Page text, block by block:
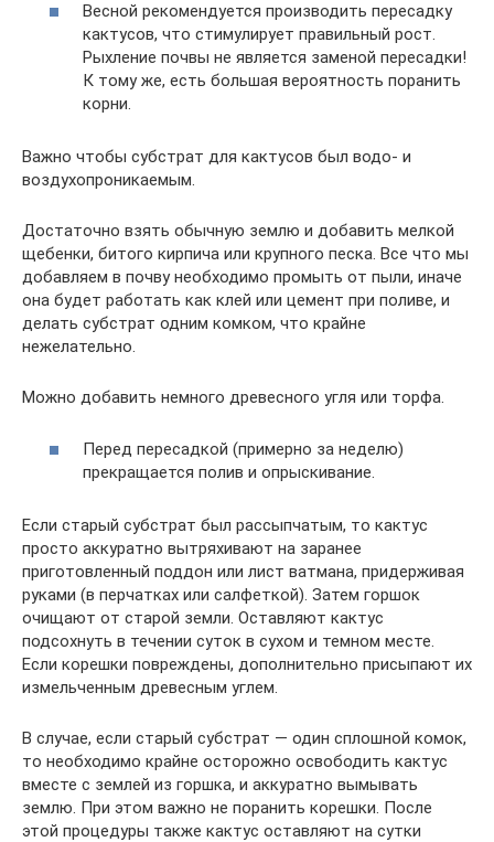
Весной рекомендуется производить пересадку
кактусов, что стимулирует правильный рост.
Рыхление почвы не является заменой пересадки!
К тому же, есть большая вероятность поранить
корни.
Важно чтобы субстрат для кактусов был водо- и
воздухопроникаемым.
Достаточно взять обычную землю и добавить мелкой
щебенки, битого кирпича или крупного песка. Все что мы
добавляем в почву необходимо промыть от пыли, иначе
она будет работать как клей или цемент при поливе, и
делать субстрат одним комком, что крайне
нежелательно.
Можно добавить немного древесного угля или торфа.
Перед пересадкой (примерно за неделю)
прекращается полив и опрыскивание.
Если старый субстрат был рассыпчатым, то кактус
просто аккуратно вытряхивают на заранее
приготовленный поддон или лист ватмана, придерживая
руками (в перчатках или салфеткой). Затем горшок
очищают от старой земли. Оставляют кактус
подсохнуть в течении суток в сухом и темном месте.
Если корешки повреждены, дополнительно присыпают их
измельченным древесным углем.
В случае, если старый субстрат — один сплошной комок,
то необходимо крайне осторожно освободить кактус
вместе с землей из горшка, и аккуратно вымывать
землю. При этом важно не поранить корешки. После
этой процедуры также кактус оставляют на сутки